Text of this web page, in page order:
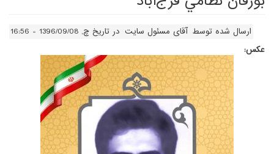
ارسال شده توسط آقای مسئول سایت در تاریخ چ, 1396/09/08 - 16:56
عکس: